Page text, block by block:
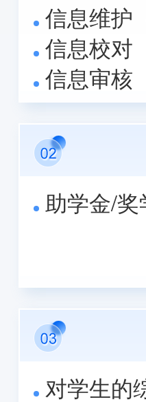
信息维护
信息校对
信息审核
助学金/
对学生的